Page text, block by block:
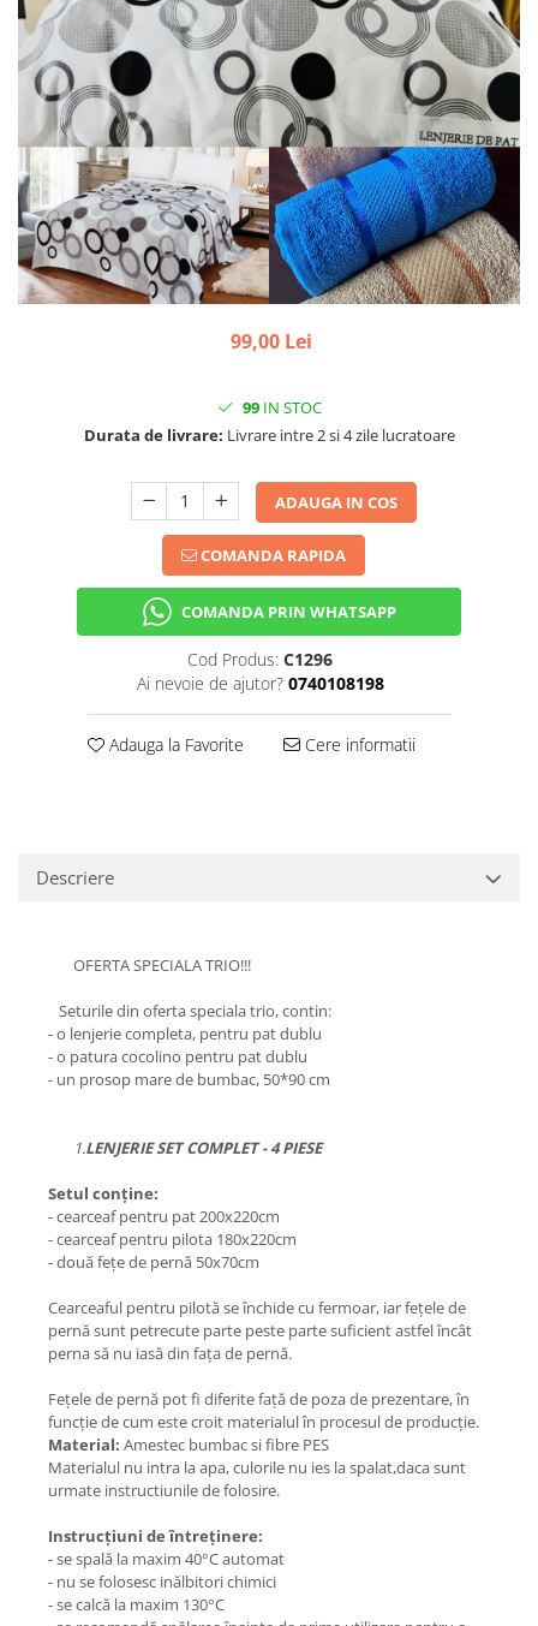
99,00 Lei
99IN STOC
Durata de livrare: Livrare intre 2 si 4 zile lucratoare
ADAUGA IN COS
COMANDA RAPIDA
COMANDA PRIN WHATSAPP
Cod Produs: C1296
Ai nevoie de ajutor? 0740108198
Adauga la Favorite Cere informatii
Descriere
OFERTA SPECIALA TRIO!!!
Seturile din oferta speciala trio, contin:
- o lenjerie completa, pentru pat dublu
- o patura cocolino pentru pat dublu
- un prosop mare de bumbac, 50*90 cm
1.LENJERIE SET COMPLET - 4 PIESE
Setul conține:
- cearceaf pentru pat 200x220cm
- cearceaf pentru pilota 180x220cm
- două fețe de pernă 50x70cm
Cearceaful pentru pilotă se închide cu fermoar, iar fețele de
pernă sunt petrecute parte peste parte suficient astfel încât
perna să nu iasă din fața de pernă.
Fețele de pernă pot fi diferite față de poza de prezentare, în
funcție de cum este croit materialul în procesul de producție.
Material: Amestec bumbac si fibre PES
Materialul nu intra la apa, culorile nu ies la spalat,daca sunt
urmate instructiunile de folosire.
Instrucțiuni de întreținere:
- se spală la maxim 40°C automat
- nu se folosesc inălbitori chimici
- se calcă la maxim 130°C